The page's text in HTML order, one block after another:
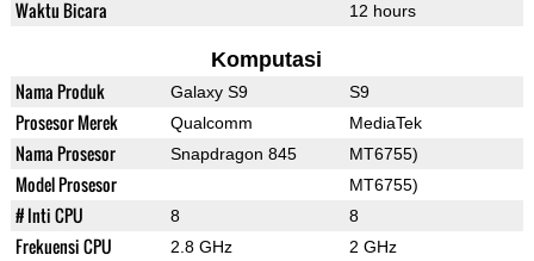
Waktu Bicara 12 hours
Komputasi
Nama Produk Galaxy S9 S9
Prosesor Merek Qualcomm MediaTek
Nama Prosesor Snapdragon 845 MT6755)
Model Prosesor MT6755)
# Inti CPU 8 8
Frekuensi CPU 2.8 GHz 2 GHz